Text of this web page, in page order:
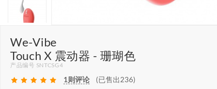
We-Vibe
Touch X 震动器 - 珊瑚色
产品编号 SNTCSG4
1则评论 (已售出236)